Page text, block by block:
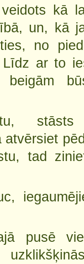
kā
un, kā
no
ar to
tad
pusē